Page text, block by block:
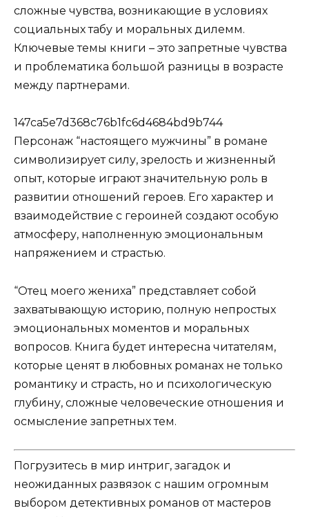
сложные чувства, возникающие в условиях
социальных табу и моральных дилемм.
Ключевые темы книги – это запретные чувства
и проблематика большой разницы в возрасте
между партнерами.
147ca5e7d368c76b1fc6d4684bd9b744
Персонаж “настоящего мужчины” в романе
символизирует силу, зрелость и жизненный
опыт, которые играют значительную роль в
развитии отношений героев. Его характер и
взаимодействие с героиней создают особую
атмосферу, наполненную эмоциональным
напряжением и страстью.
“Отец моего жениха” представляет собой
захватывающую историю, полную непростых
эмоциональных моментов и моральных
вопросов. Книга будет интересна читателям,
которые ценят в любовных романах не только
романтику и страсть, но и психологическую
глубину, сложные человеческие отношения и
осмысление запретных тем.
Погрузитесь в мир интриг, загадок и
неожиданных развязок с нашим огромным
выбором детективных романов от мастеров